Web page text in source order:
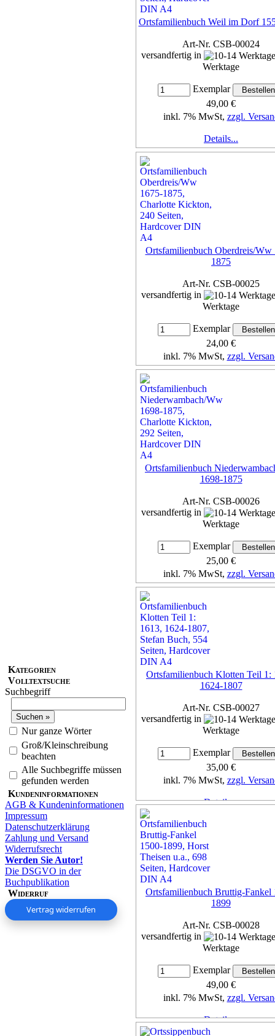
Kategorien
Volltextsuche
Suchbegriff
Nur ganze Wörter
Groß/Kleinschreibung
beachten
Alle Suchbegriffe müssen
gefunden werden
Kundeninformationen
AGB & Kundeninformationen
Impressum
Datenschutzerklärung
Zahlung und Versand
Widerrufsrecht
Werden Sie Autor!
Die DSGVO in der
Buchpublikation
Widerruf
Vertrag widerrufen
Ortsfamilienbuch Weil im Dorf
Art-Nr. CSB-00024
versandfertig in
Werktage
Exemplar
49,00 €
inkl. 7% MwSt, zzgl.
Details...
Ortsfamilienbuch Oberdreis/Ww
1875
Art-Nr. CSB-00025
versandfertig in
Werktage
Exemplar
24,00 €
inkl. 7% MwSt, zzgl.
Ortsfamilienbuch
1698-1875
Art-Nr. CSB-00026
versandfertig in
Werktage
Exemplar
25,00 €
inkl. 7% MwSt, zzgl.
Ortsfamilienbuch Klotten Teil 1:
1624-1807
Art-Nr. CSB-00027
versandfertig in
Werktage
Exemplar
35,00 €
inkl. 7% MwSt, zzgl.
Details...
Ortsfamilienbuch Bruttig-Fankel
1899
Art-Nr. CSB-00028
versandfertig in
Werktage
Exemplar
49,00 €
inkl. 7% MwSt, zzgl.
Details...